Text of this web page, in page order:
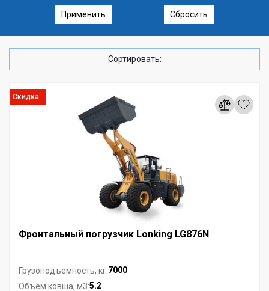
Применить Сбросить
Сортировать:
Скидка
Фронтальный погрузчик Lonking LG876N
Грузоподъемность, кг:7000
Объем ковша, м3:5.2